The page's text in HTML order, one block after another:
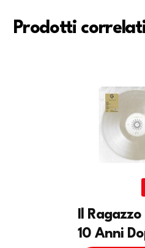
Prodotti
Il Ragazzo
10 Anni